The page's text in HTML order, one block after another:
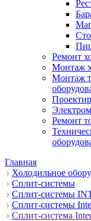
Ремонт
Монтаж
Монтаж
Ремонт
Главная
Холодильное
Сплит-системы
Сплит-системы
Сплит-системы
Сплит-система